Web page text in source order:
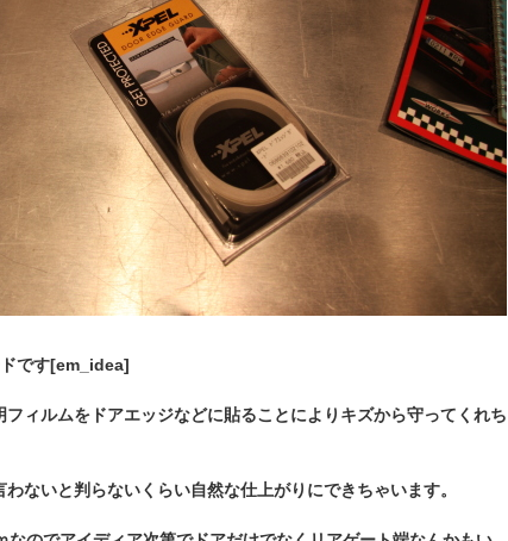
です[em_idea]
フィルムをドアエッジなどに貼ることによりキズから守ってくれち
ないと判らないくらい自然な仕上がりにできちゃいます。